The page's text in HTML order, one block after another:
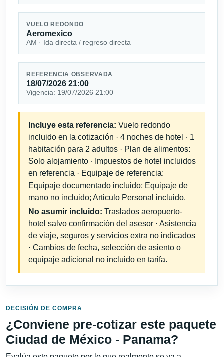
VUELO REDONDO
Aeromexico
AM · Ida directa / regreso directa
REFERENCIA OBSERVADA
18/07/2026 21:00
Vigencia: 19/07/2026 21:00
Incluye esta referencia: Vuelo redondo
incluido en la cotización · 4 noches de hotel · 1
habitación para 2 adultos · Plan de alimentos:
Solo alojamiento · Impuestos de hotel incluidos
en referencia · Equipaje de referencia:
Equipaje documentado incluido; Equipaje de
mano no incluido; Articulo Personal incluido.
No asumir incluido: Traslados aeropuerto-
hotel salvo confirmación del asesor · Asistencia
de viaje, seguros y servicios extra no indicados
· Cambios de fecha, selección de asiento o
equipaje adicional no incluido en tarifa.
DECISIÓN DE COMPRA
¿Conviene pre-cotizar este paquete
Ciudad de México - Panama?